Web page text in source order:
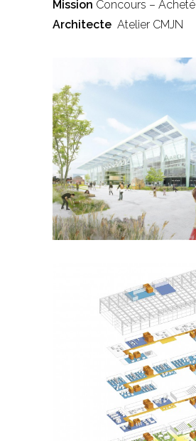
Mission Concours – Acheté
Architecte Atelier CMJN